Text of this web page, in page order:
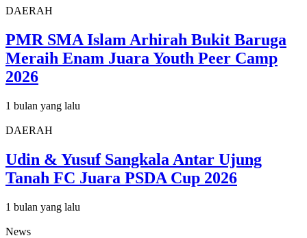
DAERAH
PMR SMA Islam Arhirah Bukit Baruga
Meraih Enam Juara Youth Peer Camp
2026
1 bulan yang lalu
DAERAH
Udin & Yusuf Sangkala Antar Ujung
Tanah FC Juara PSDA Cup 2026
1 bulan yang lalu
News